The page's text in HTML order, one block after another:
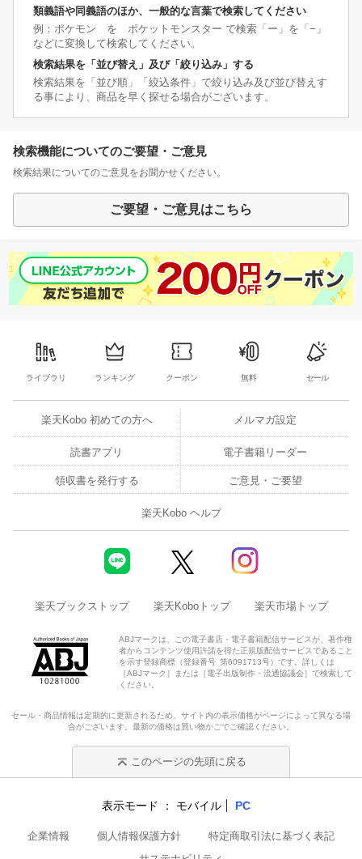
類義語や同義語のほか、一般的な言葉で検索してください
例：ポケモン を ポケットモンスター で検索「ー」を「−」
などに変換して検索してください。
検索結果を「並び替え」及び「絞り込み」する
検索結果を「並び順」「絞込条件」で絞り込み及び並び替えす
る事により、商品を早く探せる場合がございます。
検索機能についてのご要望・ご意見
検索結果についてのご意見をお聞かせください。
ご要望・ご意見はこちら
ライブラリ ランキング クーポン 無料 セール
楽天Kobo 初めての方へ メルマガ設定
読書アプリ 電子書籍リーダー
領収書を発行する ご意見・ご要望
楽天Kobo ヘルプ
楽天ブックストップ 楽天Koboトップ 楽天市場トップ
ABJマークは、この電子書店・電子書籍配信サービスが、著作権
者からコンテンツ使用許諾を得た正規版配信サービスであること
を示す登録商標（登録番号 第6091713号）です。詳しくは
［ABJマーク］または［電子出版制作・流通協議会］で検索して
ください。
セール・商品情報は定期的に更新されるため、サイト内の表示価格がページによって異なる場
合がございます。最新の価格は買い物かごでご確認ください。
このページの先頭に戻る
表示モード モバイル PC
企業情報 個人情報保護方針
特定商取引法に基づく表記